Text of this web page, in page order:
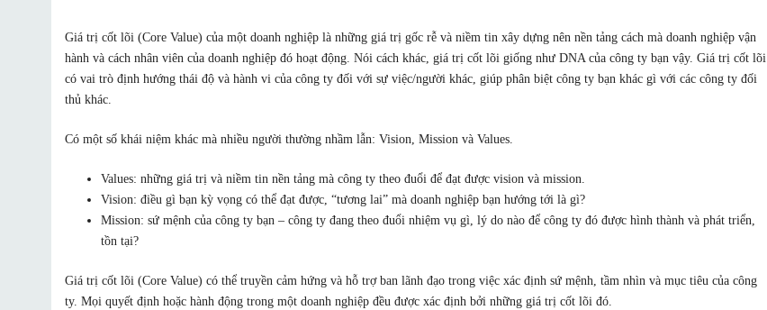
Giá trị cốt lõi (Core Value) của một doanh nghiệp là những giá trị gốc rễ và niềm tin xây dựng nên nền tảng cách mà doanh nghiệp vận
hành và cách nhân viên của doanh nghiệp đó hoạt động. Nói cách khác, giá trị cốt lõi giống như DNA của công ty bạn vậy. Giá trị cốt lõi
có vai trò định hướng thái độ và hành vi của công ty đối với sự việc/người khác, giúp phân biệt công ty bạn khác gì với các công ty đối
thủ khác.
Có một số khái niệm khác mà nhiều người thường nhầm lẫn: Vision, Mission và Values.
Values: những giá trị và niềm tin nền tảng mà công ty theo đuổi để đạt được vision và mission.
Vision: điều gì bạn kỳ vọng có thể đạt được, “tương lai” mà doanh nghiệp bạn hướng tới là gì?
Mission: sứ mệnh của công ty bạn – công ty đang theo đuổi nhiệm vụ gì, lý do nào để công ty đó được hình thành và phát triển,
tồn tại?
Giá trị cốt lõi (Core Value) có thể truyền cảm hứng và hỗ trợ ban lãnh đạo trong việc xác định sứ mệnh, tầm nhìn và mục tiêu của công
ty. Mọi quyết định hoặc hành động trong một doanh nghiệp đều được xác định bởi những giá trị cốt lõi đó.